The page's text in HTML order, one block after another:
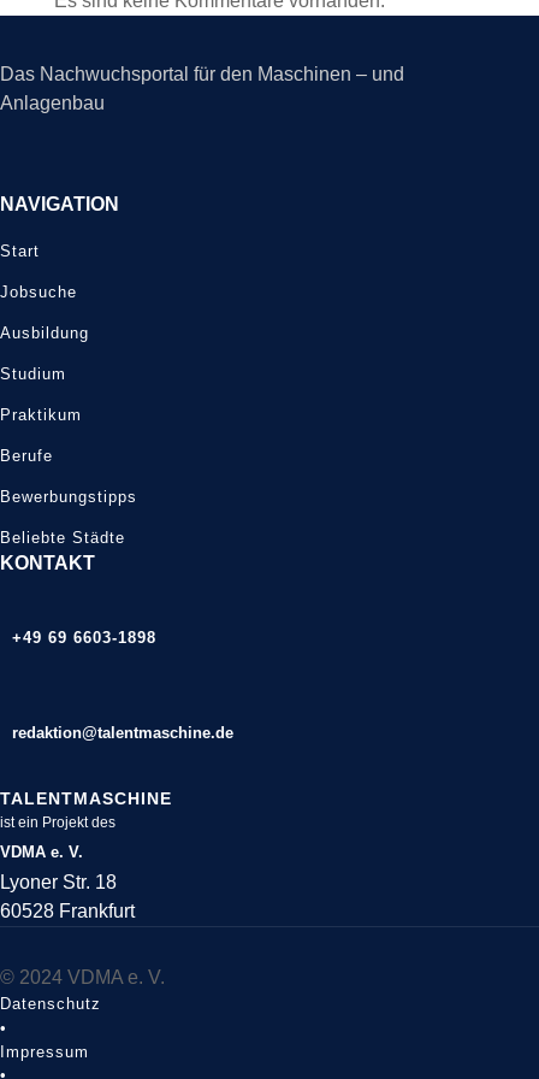
Das Nachwuchsportal für den Maschinen – und
Anlagenbau
NAVIGATION
Start
Jobsuche
Ausbildung
Studium
Praktikum
Berufe
Bewerbungstipps
Beliebte Städte
KONTAKT
+49 69 6603-1898
redaktion@talentmaschine.de
TALENTMASCHINE
ist ein Projekt des
VDMA e. V.
Lyoner Str. 18
60528 Frankfurt
© 2024 VDMA e. V.
Datenschutz
•
Impressum
•